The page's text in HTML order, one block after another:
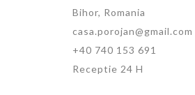
Bihor, Romania
casa.porojan@gmail.com
+40 740 153 691
Receptie 24 H